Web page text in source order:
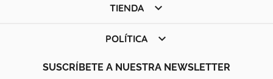
TIENDA 
POLÍTICA 
SUSCRÍBETE A NUESTRA NEWSLETTER